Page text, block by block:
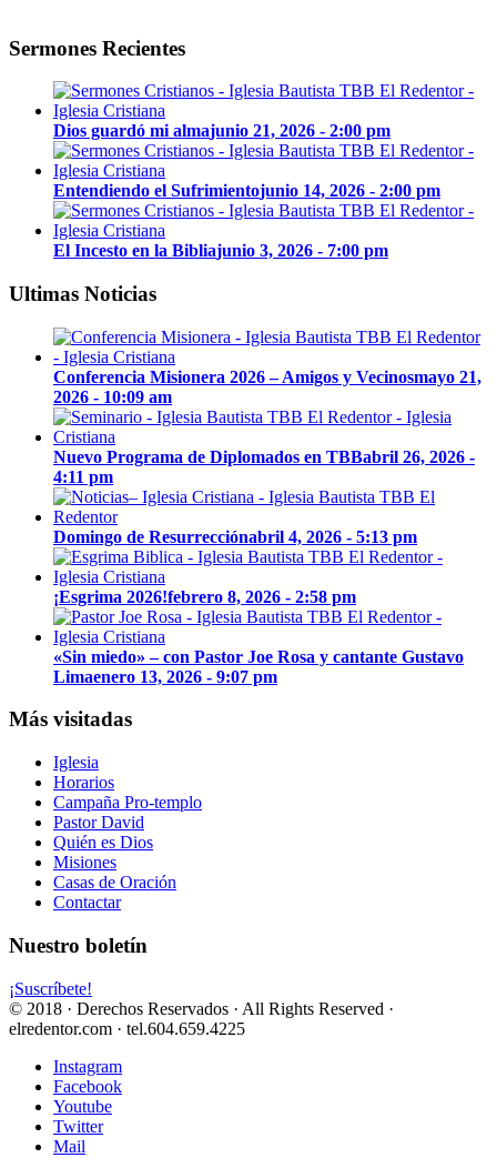
Sermones Recientes
Dios guardó mi almajunio 21, 2026 - 2:00 pm
Entendiendo el Sufrimientojunio 14, 2026 - 2:00 pm
El Incesto en la Bibliajunio 3, 2026 - 7:00 pm
Ultimas Noticias
Conferencia Misionera 2026 – Amigos y Vecinosmayo 21,
2026 - 10:09 am
Nuevo Programa de Diplomados en TBBabril 26, 2026 -
4:11 pm
Domingo de Resurrecciónabril 4, 2026 - 5:13 pm
¡Esgrima 2026!febrero 8, 2026 - 2:58 pm
«Sin miedo» – con Pastor Joe Rosa y cantante Gustavo
Limaenero 13, 2026 - 9:07 pm
Más visitadas
Iglesia
Horarios
Campaña Pro-templo
Pastor David
Quién es Dios
Misiones
Casas de Oración
Contactar
Nuestro boletín
¡Suscríbete!
© 2018 · Derechos Reservados · All Rights Reserved ·
elredentor.com · tel.604.659.4225
Instagram
Facebook
Youtube
Twitter
Mail